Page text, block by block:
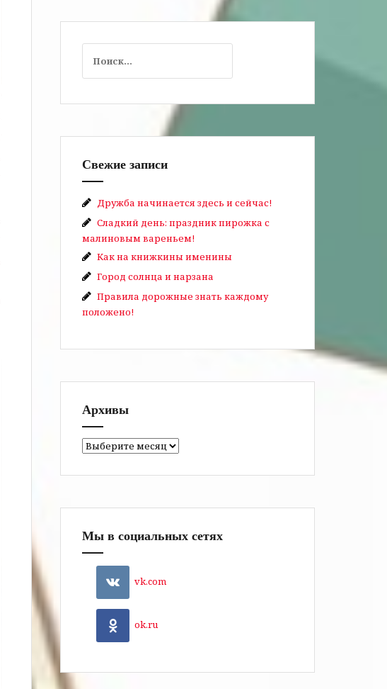
Свежие записи
Дружба начинается здесь и сейчас!
Сладкий день: праздник пирожка с
малиновым вареньем!
Как на книжкины именины
Город солнца и нарзана
Правила дорожные знать каждому
положено!
Архивы
Архивы
Мы в социальных сетях
vk.com
ok.ru